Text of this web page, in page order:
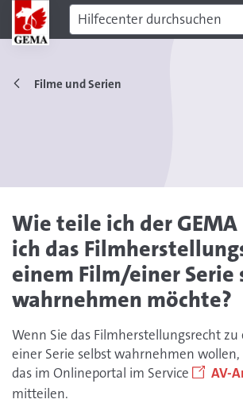
Filme und Serien
Wie teile ich der
ich das
einem Film/einer Serie
wahrnehmen möchte?
Wenn Sie das Filmherstellungsrecht
einer Serie selbst wahrnehmen
das im Onlineportal im Service
AV-
mitteilen.